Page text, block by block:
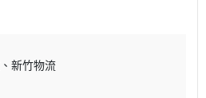
新竹物流